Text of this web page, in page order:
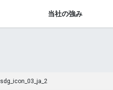
当社の強み
sdg_icon_03_ja_2